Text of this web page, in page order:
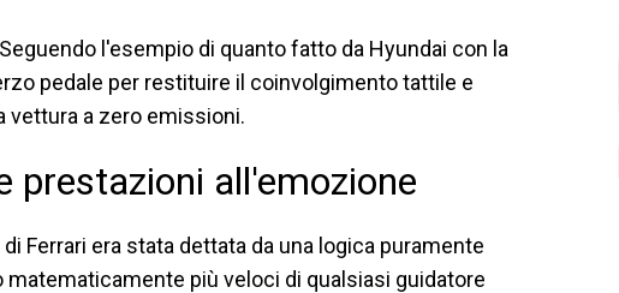
Seguendo l'esempio di quanto fatto da Hyundai con la
pedale per restituire il coinvolgimento tattile e
vettura a zero emissioni.
prestazioni all'emozione
Ferrari era stata dettata da una logica puramente
più veloci di qualsiasi guidatore